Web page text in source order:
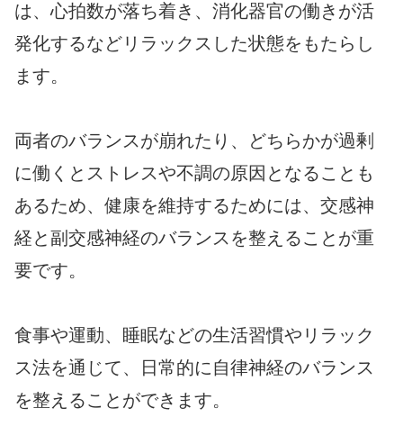
は、心拍数が落ち着き、消化器官の働きが活
発化するなどリラックスした状態をもたらし
ます。
両者のバランスが崩れたり、どちらかが過剰
に働くとストレスや不調の原因となることも
あるため、健康を維持するためには、交感神
経と副交感神経のバランスを整えることが重
要です。
食事や運動、睡眠などの生活習慣やリラック
ス法を通じて、日常的に自律神経のバランス
を整えることができます。